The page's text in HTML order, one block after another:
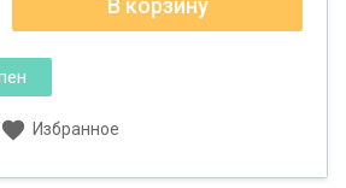
Избранное